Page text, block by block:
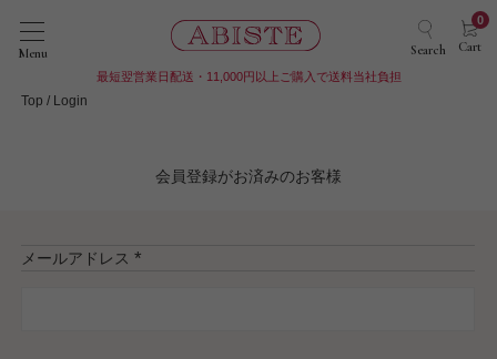
Menu Search Cart
0
最短翌営業日配送・11,000円以上ご購入で送料当社負担
Top Login
会員登録がお済みのお客様
メールアドレス